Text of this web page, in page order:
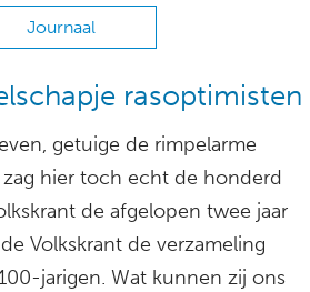
Journaal
rasoptimisten
getuige de rimpelarme
zag hier toch echt de honderd
de afgelopen twee jaar
Volkskrant de verzameling
jarigen. Wat kunnen zij ons